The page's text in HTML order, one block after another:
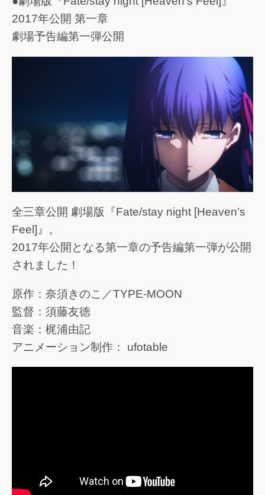
2017年公開 第一章
劇場予告編第一弾公開
全三章公開 劇場版『Fate/stay night [Heaven’s
Feel]』。
2017年公開となる第一章の予告編第一弾が公開
されました！
原作：奈須きのこ／TYPE-MOON
監督：須藤友徳
音楽：梶浦由記
アニメーション制作： ufotable